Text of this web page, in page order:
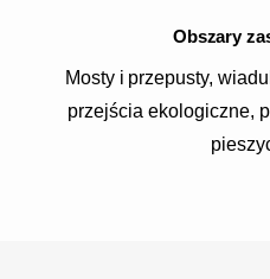
Obszary
Mosty i przepusty,
przejścia ekologiczne,